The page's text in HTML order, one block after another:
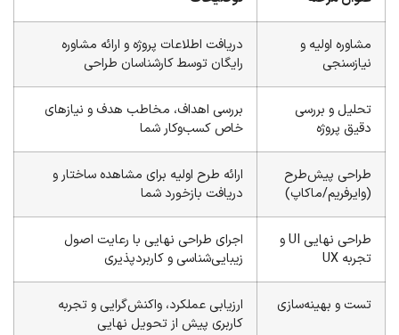
مشاوره اولیه و
نیازسنجی
دریافت اطلاعات پروژه و ارائه مشاوره
رایگان توسط کارشناسان طراحی
تحلیل و بررسی
دقیق پروژه
بررسی اهداف، مخاطب هدف و نیازهای
خاص کسب‌وکار شما
طراحی پیش‌طرح
(وایرفریم/ماکاپ)
ارائه طرح اولیه برای مشاهده ساختار و
دریافت بازخورد شما
طراحی نهایی UI و
تجربه UX
اجرای طراحی نهایی با رعایت اصول
زیبایی‌شناسی و کاربردپذیری
تست و بهینه‌سازی
ارزیابی عملکرد، واکنش‌گرایی و تجربه
کاربری پیش از تحویل نهایی